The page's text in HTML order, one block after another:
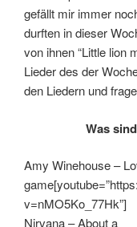
gefällt mir immer
durften in dieser
von ihnen “Little lion
Lieder des der
den Liedern und
Was
Amy Winehouse –
v=nMO5Ko_77Hk”]
Nirvana – About a